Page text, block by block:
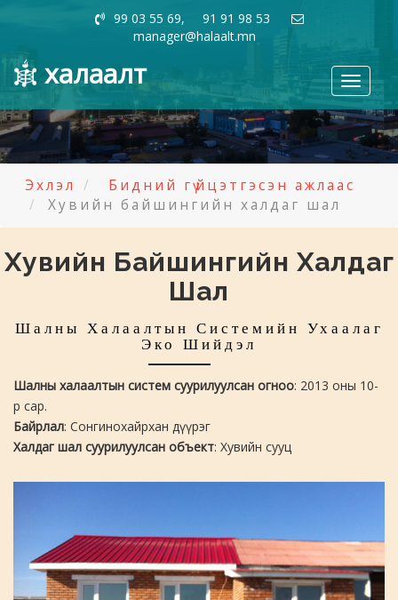
99 03 55 69, 91 91 98 53
manager@halaalt.mn
Toggle
халаалт
Эхлэл
Бидний гүйцэтгэсэн ажлаас
Хувийн байшингийн халдаг шал
Хувийн Байшингийн Халдаг
Шал
Шалны Халаалтын Системийн Ухаалаг
Эко Шийдэл
Шалны халаалтын систем суурилуулсан огноо: 2013 оны 10-
р сар.
Байрлал: Сонгинохайрхан дүүрэг
Халдаг шал суурилуулсан объект: Хувийн сууц